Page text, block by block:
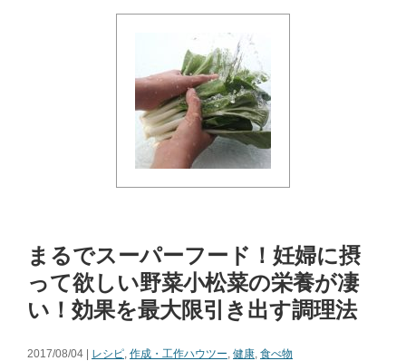
まるでスーパーフード！妊婦に摂
って欲しい野菜小松菜の栄養が凄
い！効果を最大限引き出す調理法
2017/08/04 | レシピ, 作成・工作ハウツー, 健康, 食べ物